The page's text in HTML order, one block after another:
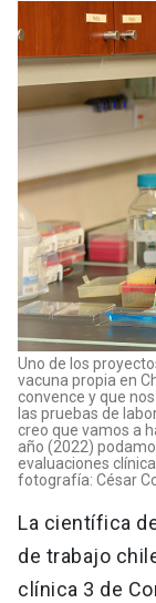
Uno de los
vacuna propia en
convence y que
las pruebas de
creo que vamos a
año (2022)
evaluaciones
fotografía: César
La científica
de trabajo
clínica 3 de